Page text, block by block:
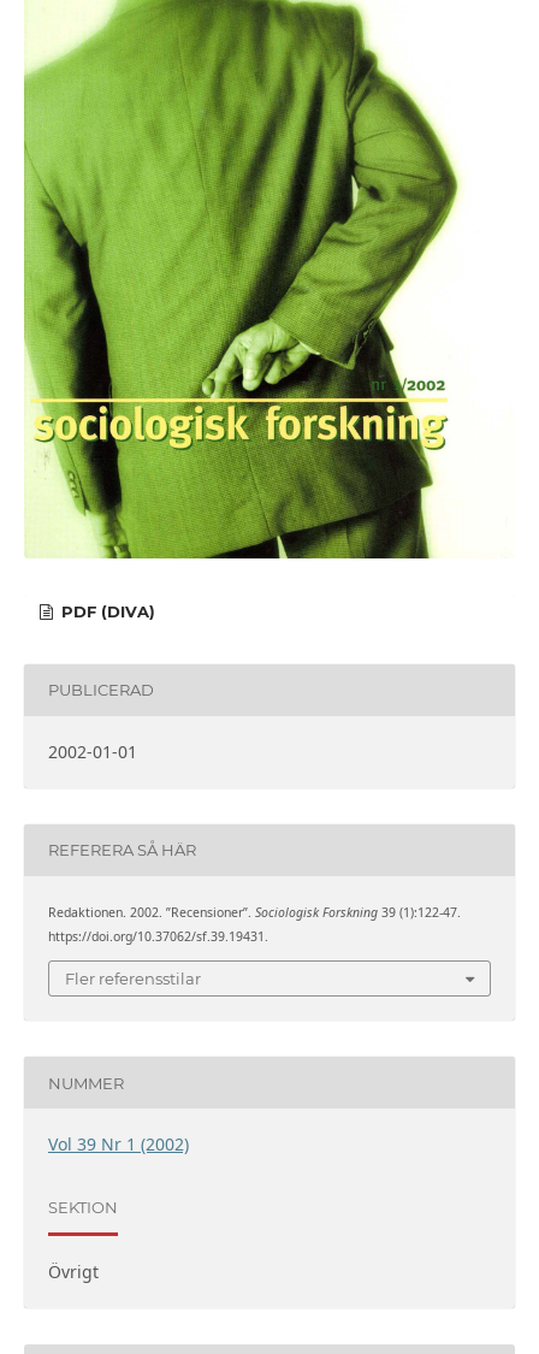
PDF (DIVA)
PUBLICERAD
2002-01-01
REFERERA SÅ HÄR
Redaktionen. 2002. ”Recensioner”. Sociologisk Forskning39 (1):122-47.
https://doi.org/10.37062/sf.39.19431.
Fler referensstilar
NUMMER
Vol 39 Nr 1 (2002)
SEKTION
Övrigt